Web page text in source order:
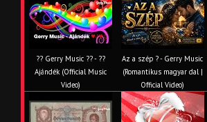
?? Gerry Music ?? - ??
Ajándék (Official Music
Video)
Az a szép ? - Gerry Music
(Romantikus magyar dal |
Official Video)